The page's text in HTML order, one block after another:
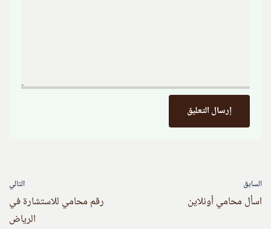
السابق
اسأل محامي أونلاين
التالي
رقم محامي للاستشارة في
الرياض